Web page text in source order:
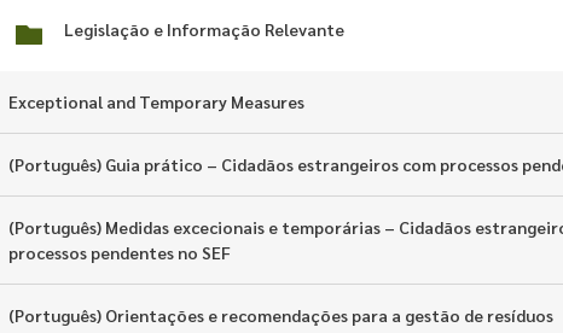
Legislação e Informação Relevante
Exceptional and Temporary Measures
(Português) Guia prático – Cidadãos estrangeiros com processos
(Português) Medidas excecionais e temporárias – Cidadãos
processos pendentes no SEF
(Português) Orientações e recomendações para a gestão de resíduos